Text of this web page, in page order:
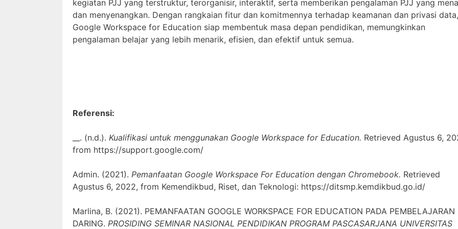
kegiatan PJJ yang terstruktur, terorganisir, interaktif, serta memberikan pengalaman PJJ yang
dan menyenangkan. Dengan rangkaian fitur dan komitmennya terhadap keamanan dan privasi data,
Google Workspace for Education siap membentuk masa depan pendidikan, memungkinkan
pengalaman belajar yang lebih menarik, efisien, dan efektif untuk semua.
Referensi:
__. (n.d.). Kualifikasi untuk menggunakan Google Workspace for Education. Retrieved Agustus 6,
from https://support.google.com/
Admin. (2021). Pemanfaatan Google Workspace For Education dengan Chromebook. Retrieved
Agustus 6, 2022, from Kemendikbud, Riset, dan Teknologi: https://ditsmp.kemdikbud.go.id/
Marlina, B. (2021). PEMANFAATAN GOOGLE WORKSPACE FOR EDUCATION PADA PEMBELAJARAN
DARING. PROSIDING SEMINAR NASIONAL PENDIDIKAN PROGRAM PASCASARJANA UNIVERSITAS